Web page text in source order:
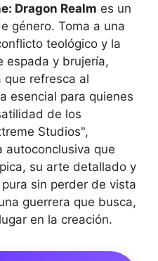
Dragon Realm es un
género. Toma a una
teológico y la
espada y brujería,
que refresca al
esencial para quienes
de los
Studios",
autoconclusiva que
su arte detallado y
sin perder de vista
guerrera que busca,
en la creación.